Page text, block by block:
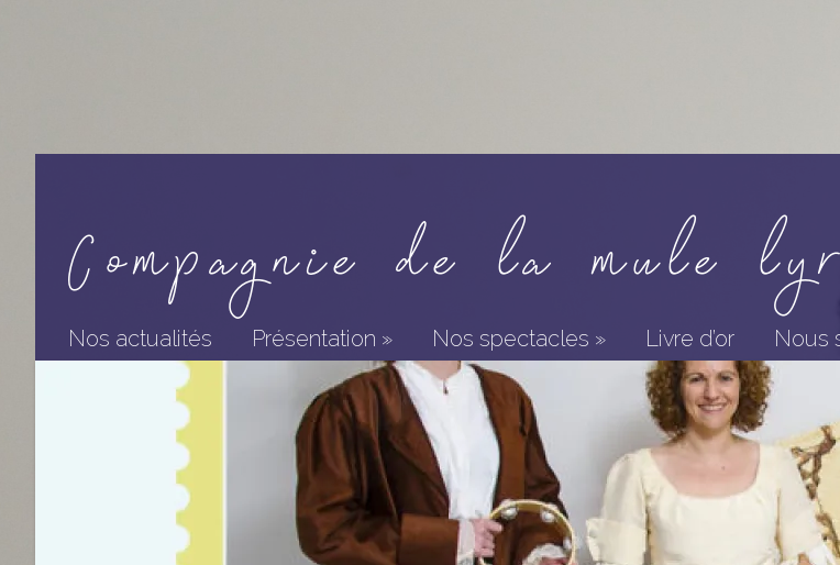
Compagnie de la mule
Nos actualités Présentation » Nos spectacles » Livre d’or Nous